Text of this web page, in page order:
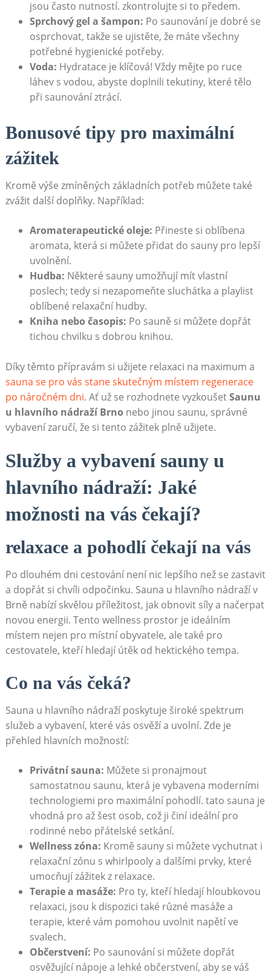
jsou často nutností. zkontrolujte si to předem.
Sprchový gel a šampon: Po saunování je dobré se
osprchovat, takže se ujistěte, že máte všechny
potřebné hygienické potřeby.
Voda: Hydratace je klíčová! Vždy mějte po ruce
láhev s vodou, abyste doplnili tekutiny, které tělo
při saunování ztrácí.
Bonusové tipy pro maximální
zážitek
Kromě výše zmíněných základních potřeb můžete také
zvážit další doplňky. Například:
Aromaterapeutické oleje: Přineste si oblíbena
aromata, která si můžete přidat do sauny pro lepší
uvolnění.
Hudba: Některé sauny umožňují mít vlastní
poslech; tedy si nezapomeňte sluchátka a playlist
oblíbené relaxační hudby.
Kniha nebo časopis: Po sauně si můžete dopřát
tichou chvilku s dobrou knihou.
Díky těmto přípravám si užijete relaxaci na maximum a
sauna se pro vás stane skutečným místem regenerace
po náročném dni. Ať už se rozhodnete vyzkoušetSaunu
u hlavního nádraží Brno nebo jinou saunu, správné
vybavení zaručí, že si tento zážitek plně užijete.
Služby a vybavení sauny u
hlavního nádraží: Jaké
možnosti na vás čekají?
relaxace a pohodlí čekají na vás
Po dlouhém dni cestování není nic lepšího než se zastavit
a dopřát si chvíli odpočinku. Sauna u hlavního nádraží v
Brně nabízí skvělou příležitost, jak obnovit síly a načerpat
novou energii. Tento wellness prostor je ideálním
místem nejen pro místní obyvatele, ale také pro
cestovatele, kteří hledají útěk od hektického tempa.
Co na vás čeká?
Sauna u hlavního nádraží poskytuje široké spektrum
služeb a vybavení, které vás osvěží a uvolní. Zde je
přehled hlavních možností:
Privátní sauna: Můžete si pronajmout
samostatnou saunu, která je vybavena moderními
technologiemi pro maximální pohodlí. tato sauna je
vhodná pro až šest osob, což ji činí ideální pro
rodinné nebo přátelské setkání.
Wellness zóna: Kromě sauny si můžete vychutnat i
relaxační zónu s whirlpooly a dalšími prvky, které
umocňují zážitek z relaxace.
Terapie a masáže: Pro ty, kteří hledají hloubkovou
relaxaci, jsou k dispozici také různé masáže a
terapie, které vám pomohou uvolnit napětí ve
svalech.
Občerstvení: Po saunování si můžete dopřát
osvěžující nápoje a lehké občerstvení, aby se váš